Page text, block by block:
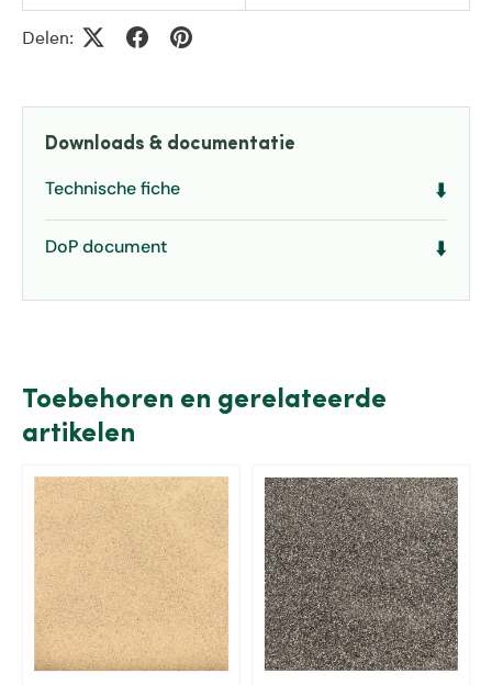
Delen:
Downloads & documentatie
Technische fiche ⬇️
DoP document ⬇️
Toebehoren en gerelateerde
artikelen